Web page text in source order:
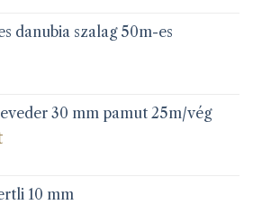
danubia szalag 50m-es
30 mm pamut 25m/vég
10 mm